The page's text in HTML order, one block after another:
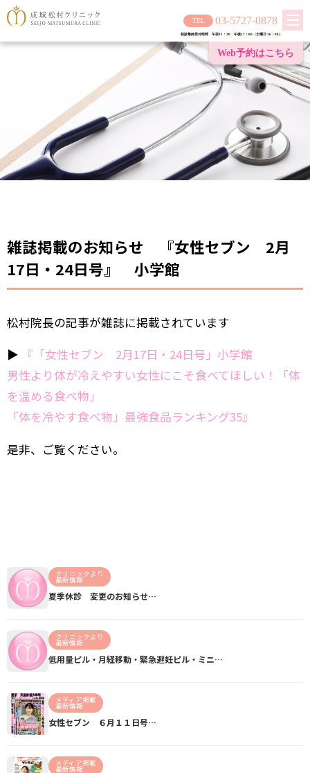
Web予約はこちら
03-5727-0878
初診最終受付時間 午前11：30 午後17：00（土曜日 16：00）
雑誌掲載のお知らせ 『女性セブン 2月
17日・24日号』 小学館
松村院長の記事が雑誌に掲載されています
▶︎ 『「女性セブン 2月17日・24日号」小学館
男性より体が冷えやすい女性にこそ食べてほしい！「体
を温める食べ物」
「体を冷やす食べ物」最強食品ランキング35』
是非、ご覧ください。
クリニックより
最新情報
夏季休診 変更のお知らせ…
クリニックより
最新情報
低用量ピル・月経移動・緊急避妊ピル・ミニ…
メディア掲載
最新情報
女性セブン ６月１１日号…
メディア掲載
最新情報